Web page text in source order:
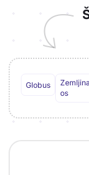
Globus
Zemljina
os